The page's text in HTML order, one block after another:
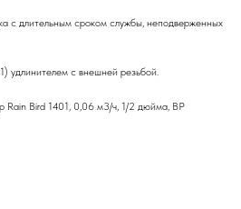
с длительным сроком службы, неподверженных
удлинителем с внешней резьбой.
Rain Bird 1401, 0,06 м3/ч, 1/2 дюйма, ВР